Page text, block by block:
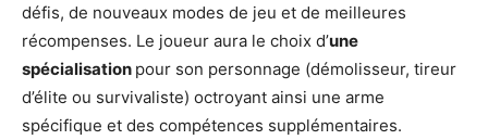
défis, de nouveaux modes de jeu et de meilleures
récompenses. Le joueur aura le choix d’une
spécialisation pour son personnage (démolisseur, tireur
d’élite ou survivaliste) octroyant ainsi une arme
spécifique et des compétences supplémentaires.